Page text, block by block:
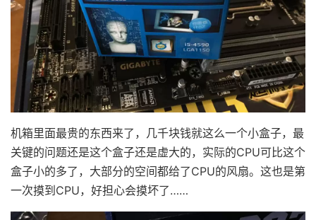
机箱里面最贵的东西来了，几千块钱就这么一个小盒子，最
关键的问题还是这个盒子还是虚大的，实际的CPU可比这个
盒子小的多了，大部分的空间都给了CPU的风扇。这也是第
一次摸到CPU，好担心会摸坏了……